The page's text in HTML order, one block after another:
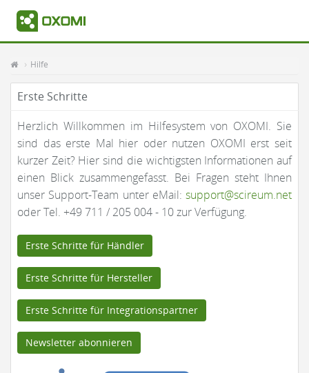
Hilfe
Erste Schritte
Herzlich Willkommen im Hilfesystem von OXOMI. Sie
sind das erste Mal hier oder nutzen OXOMI erst seit
kurzer Zeit? Hier sind die wichtigsten Informationen auf
einen Blick zusammengefasst. Bei Fragen steht Ihnen
unser Support-Team unter eMail: support@scireum.net
oder Tel. +49 711 / 205 004 - 10 zur Verfügung.
Erste Schritte für Händler
Erste Schritte für Hersteller
Erste Schritte für Integrationspartner
Newsletter abonnieren